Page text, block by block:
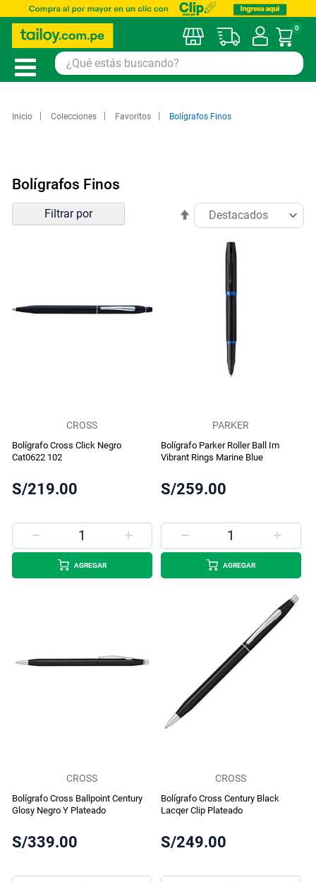
Mi
0
Inicio Colecciones Favoritos Bolígrafos Finos
Bolígrafos Finos
Ordenar
por Establecer
dirección
descendente
CROSS
Bolígrafo Cross Click Negro
Cat0622 102
S/219.00
AGREGAR
PARKER
Bolígrafo Parker Roller Ball Im
Vibrant Rings Marine Blue
S/259.00
AGREGAR
CROSS
Bolígrafo Cross Ballpoint Century
Glosy Negro Y Plateado
S/339.00
CROSS
Bolígrafo Cross Century Black
Lacqer Clip Plateado
S/249.00
Filtrar por